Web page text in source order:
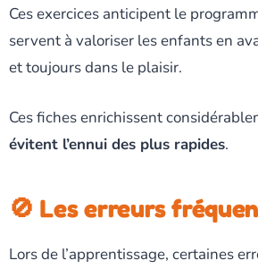
Ces exercices anticipent le
servent à valoriser les enfants en
et toujours dans le plaisir.
Ces fiches enrichissent
évitent l’ennui des plus rapides.
🚫 Les erreurs
Lors de l’apprentissage, certaines